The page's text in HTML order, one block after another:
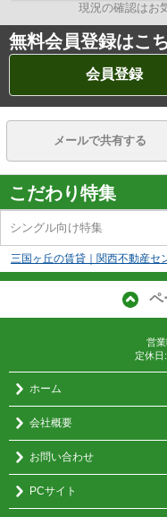
現況の確認はお
無料会員登録はこ
会員登録
メールで共有する
こだわり特集
シングル向け特集
三国ヶ丘の賃貸｜関西不動産セ
ペ
営
定休日
ホーム
会社概要
お問い合わせ
PCサイト